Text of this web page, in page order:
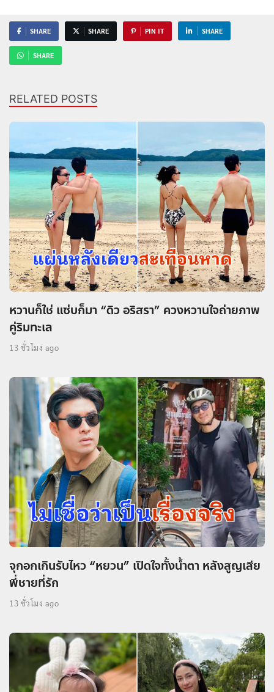
SHARE SHARE PIN IT SHARE
SHARE
RELATED POSTS
หวานก็ใช่ แซ่บก็มา “ดิว อริสรา” ควงหวานใจถ่ายภาพ
คู่ริมทะเล
13 ชั่วโมง ago
จุกอกเกินรับไหว “หยวน” เปิดใจทั้งน้ำตา หลังสูญเสีย
พี่ชายที่รัก
13 ชั่วโมง ago